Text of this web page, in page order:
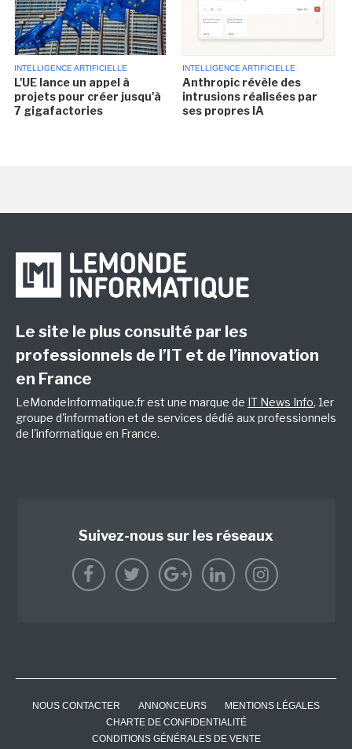
INTELLIGENCE ARTIFICIELLE
L'UE lance un appel à
projets pour créer jusqu'à
7 gigafactories
INTELLIGENCE ARTIFICIELLE
Anthropic révèle des
intrusions réalisées par
ses propres IA
Le site le plus consulté par les
professionnels de l’IT et de l’innovation
en France
LeMondeInformatique.fr est une marque de IT News Info, 1er
groupe d'information et de services dédié aux professionnels
de l'informatique en France.
Suivez-nous sur les réseaux
NOUS CONTACTER ANNONCEURS
MENTIONS LÉGALES
CHARTE DE CONFIDENTIALITÉ
CONDITIONS GÉNÉRALES DE VENTE